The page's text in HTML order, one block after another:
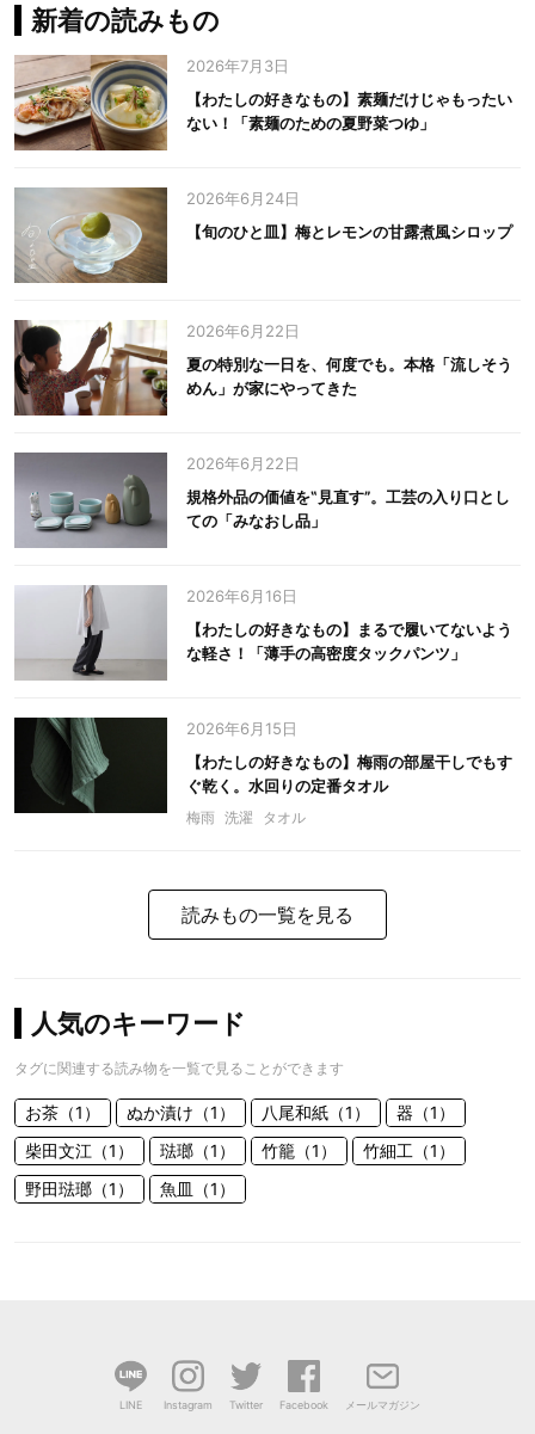
新着の読みもの
2026年7月3日
【わたしの好きなもの】素麺だけじゃもったい
ない！「素麺のための夏野菜つゆ」
2026年6月24日
【旬のひと皿】梅とレモンの甘露煮風シロップ
2026年6月22日
夏の特別な一日を、何度でも。本格「流しそう
めん」が家にやってきた
2026年6月22日
規格外品の価値を‟見直す”。工芸の入り口とし
ての「みなおし品」
2026年6月16日
【わたしの好きなもの】まるで履いてないよう
な軽さ！「薄手の高密度タックパンツ」
2026年6月15日
【わたしの好きなもの】梅雨の部屋干しでもす
ぐ乾く。水回りの定番タオル
梅雨 洗濯 タオル
読みもの一覧を見る
人気のキーワード
タグに関連する読み物を一覧で見ることができます
お茶（1） ぬか漬け（1） 八尾和紙（1）
器（1）
柴田文江（1）
琺瑯（1） 竹籠（1）
竹細工（1）
野田琺瑯（1）
魚皿（1）
LINE Instagram Twitter Facebook メールマガジン